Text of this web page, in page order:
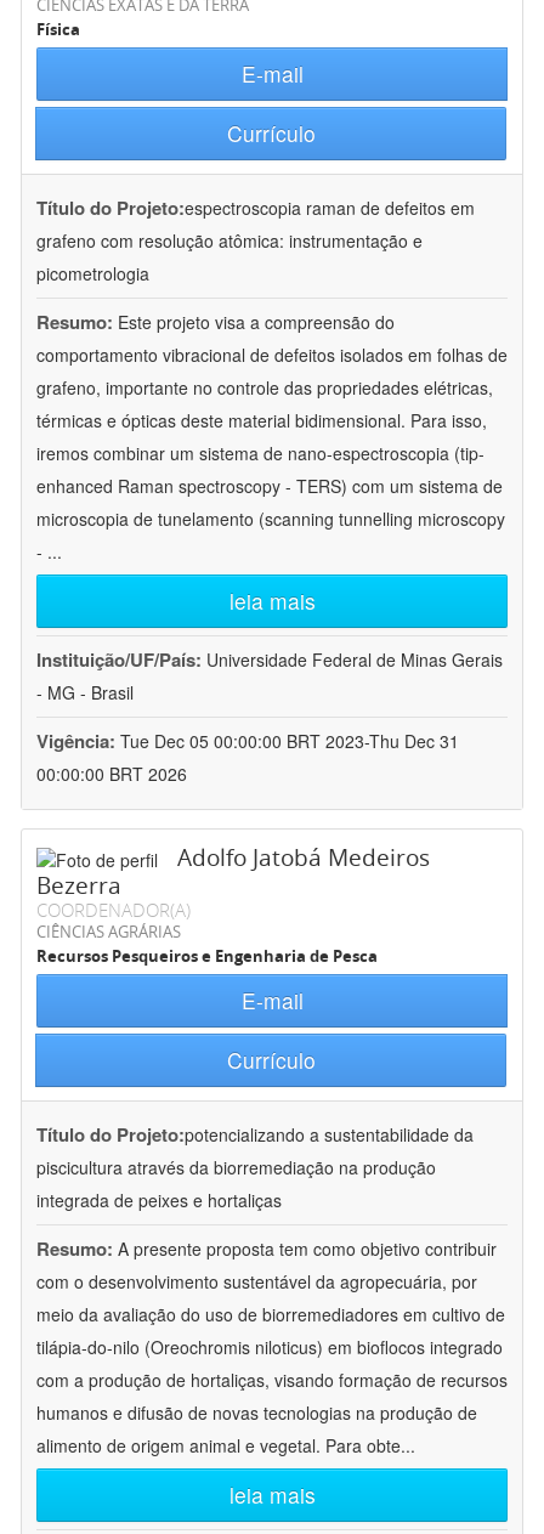
CIÊNCIAS EXATAS E DA TERRA
Física
E-mail
Currículo
Título do Projeto:espectroscopia raman de defeitos em
grafeno com resolução atômica: instrumentação e
picometrologia
Resumo: Este projeto visa a compreensão do
comportamento vibracional de defeitos isolados em folhas de
grafeno, importante no controle das propriedades elétricas,
térmicas e ópticas deste material bidimensional. Para isso,
iremos combinar um sistema de nano-espectroscopia (tip-
enhanced Raman spectroscopy - TERS) com um sistema de
microscopia de tunelamento (scanning tunnelling microscopy
- ...
leia mais
Instituição/UF/País: Universidade Federal de Minas Gerais
- MG - Brasil
Vigência: Tue Dec 05 00:00:00 BRT 2023-Thu Dec 31
00:00:00 BRT 2026
Adolfo Jatobá Medeiros
Bezerra
COORDENADOR(A)
CIÊNCIAS AGRÁRIAS
Recursos Pesqueiros e Engenharia de Pesca
E-mail
Currículo
Título do Projeto:potencializando a sustentabilidade da
piscicultura através da biorremediação na produção
integrada de peixes e hortaliças
Resumo: A presente proposta tem como objetivo contribuir
com o desenvolvimento sustentável da agropecuária, por
meio da avaliação do uso de biorremediadores em cultivo de
tilápia-do-nilo (Oreochromis niloticus) em bioflocos integrado
com a produção de hortaliças, visando formação de recursos
humanos e difusão de novas tecnologias na produção de
alimento de origem animal e vegetal. Para obte...
leia mais